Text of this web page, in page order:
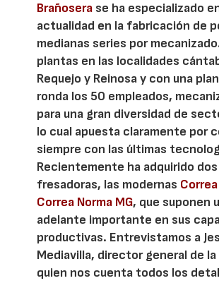
Brañosera se ha especializado
actualidad en la fabricación de
medianas series por
plantas en las localidades
Requejo y Reinosa y con una
ronda los 50 empleados,
para una gran diversidad de
lo cual apuesta claramente por
siempre con las últimas
Recientemente ha adquirido dos
fresadoras, las modernas
Correa Norma MG, que suponen
adelante importante en sus
productivas. Entrevistamos a
Mediavilla, director general de la
quien nos cuenta todos los